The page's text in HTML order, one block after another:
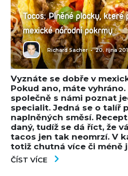
Tacos: Plněné placky, které
mexické národní pokrmy
Richard Sacher•20. října
Vyznáte se dobře v
Pokud ano, máte
společně s námi poznat
specialit. Jedná se o talíř
naplněných směsí.
daný, tudíž se dá říct, že
tacos jen tak neomrzí. V
totiž chutná více či méně
ČÍST VÍCE